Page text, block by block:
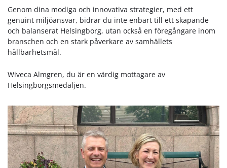
Genom dina modiga och innovativa strategier, med ett
genuint miljöansvar, bidrar du inte enbart till ett skapande
och balanserat Helsingborg, utan också en föregångare inom
branschen och en stark påverkare av samhällets
hållbarhetsmål.
Wiveca Almgren, du är en värdig mottagare av
Helsingborgsmedaljen.